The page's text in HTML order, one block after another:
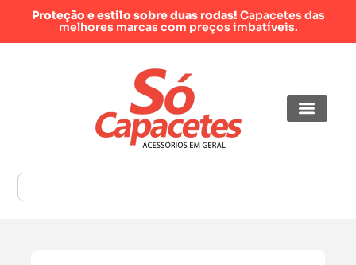
Proteção e estilo sobre duas rodas! Capacetes das
melhores marcas com preços imbatíveis.